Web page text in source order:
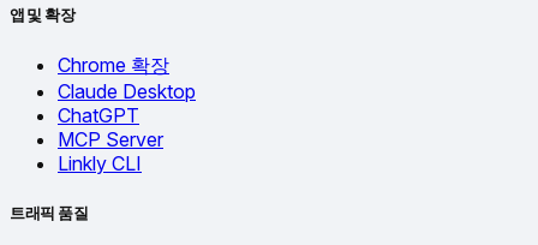
앱 및 확장
Chrome 확장
Claude Desktop
ChatGPT
MCP Server
Linkly CLI
트래픽 품질